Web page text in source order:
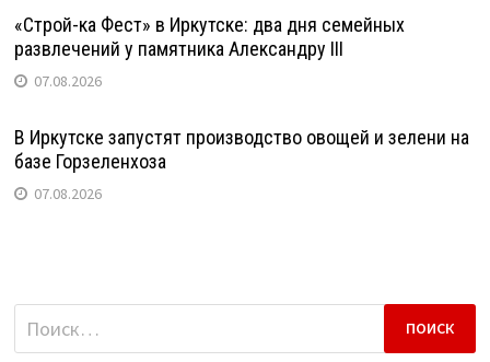
«Строй-ка Фест» в Иркутске: два дня семейных
развлечений у памятника Александру III
07.08.2026
В Иркутске запустят производство овощей и зелени на
базе Горзеленхоза
07.08.2026
Найти: